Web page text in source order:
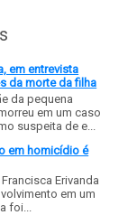
em entrevista
da morte da filha
da pequena
em um caso
suspeita de e...
em homicídio é
Erivanda
em um
foi...